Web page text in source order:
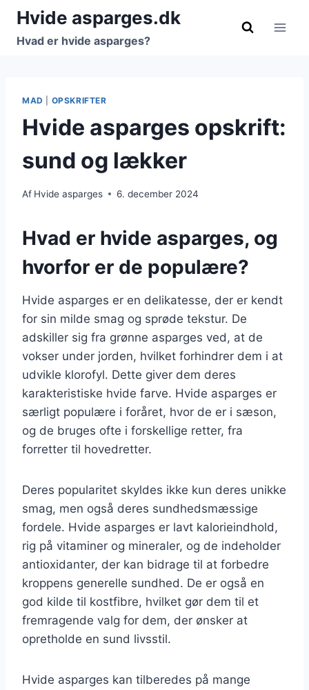
Fortsæt
indhold
Hvide asparges.dk
Hvad er hvide asparges?
MAD OPSKRIFTER
Hvide asparges opskrift:
sund og lækker
Af Hvide asparges 6. december 2024
Hvad er hvide asparges, og
hvorfor er de populære?
Hvide asparges er en delikatesse, der er kendt
for sin milde smag og sprøde tekstur. De
adskiller sig fra grønne asparges ved, at de
vokser under jorden, hvilket forhindrer dem i at
udvikle klorofyl. Dette giver dem deres
karakteristiske hvide farve. Hvide asparges er
særligt populære i foråret, hvor de er i sæson,
og de bruges ofte i forskellige retter, fra
forretter til hovedretter.
Deres popularitet skyldes ikke kun deres unikke
smag, men også deres sundhedsmæssige
fordele. Hvide asparges er lavt kalorieindhold,
rig på vitaminer og mineraler, og de indeholder
antioxidanter, der kan bidrage til at forbedre
kroppens generelle sundhed. De er også en
god kilde til kostfibre, hvilket gør dem til et
fremragende valg for dem, der ønsker at
opretholde en sund livsstil.
Hvide asparges kan tilberedes på mange